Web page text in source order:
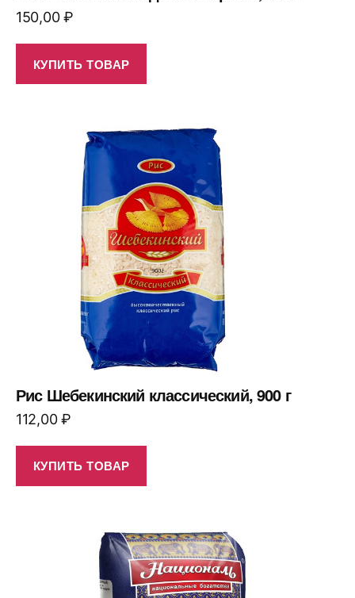
150,00₽
КУПИТЬ ТОВАР
Рис Шебекинский классический, 900 г
112,00₽
КУПИТЬ ТОВАР